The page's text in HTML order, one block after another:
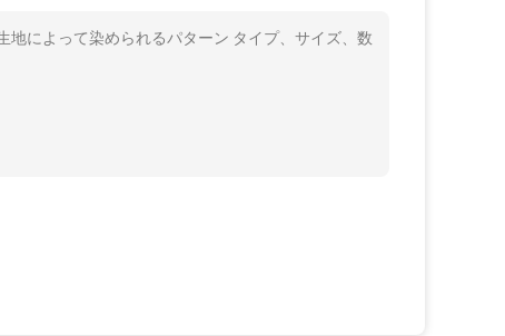
によって染められるパターン タイプ、サイズ、数